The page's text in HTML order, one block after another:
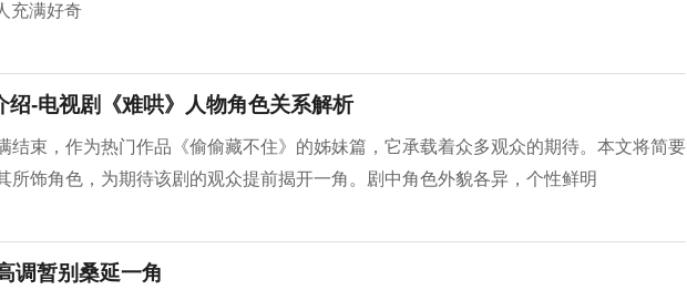
充满好奇
绍-电视剧《难哄》人物角色关系解析
结束，作为热门作品《偷偷藏不住》的姊妹篇，它承载着众多观众的期待。本文将简要
所饰角色，为期待该剧的观众提前揭开一角。剧中角色外貌各异，个性鲜明
调暂别桑延一角